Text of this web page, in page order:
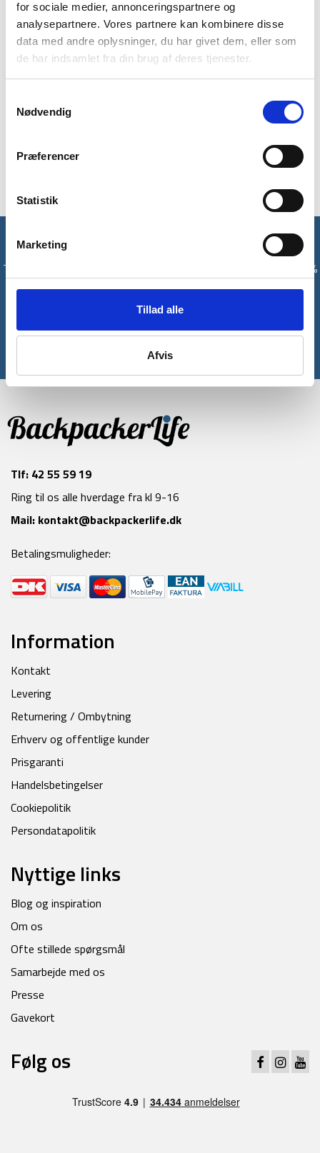
for sociale medier, annonceringspartnere og
analysepartnere. Vores partnere kan kombinere disse
data med andre oplysninger, du har givet dem, eller som
de har indsamlet fra din brug af deres tjenester.
Nødvendig
Præferencer
Statistik
Marketing
Tillad alle
Afvis
gode at medbringe på rejse og backpacking, så du nemt kan
hoppe i vandet uden at skulle låne udstyr af andre. De store
‘brilleglas’ giver bredt udsyn, så du kan nyde livet under vand.
De er lavet med UV beskyttelse, så du ikke skal bekymre dig
tætsluttende silikonekant, så du ikke risikerer vand i øjnene.
opbevaring når brillerne ikke er i brug. Svømmebrillere er one-
size, men kan justeres i nakken ved hjælp af en silikonerem.
Tilmeld dig vores nyhedsbrev og modtag med det samme en 10%
rabatkode til din første ordre*
*Gælder ikke allerede nedsatte varer
Tlf: 42 55 59 19
Ring til os alle hverdage fra kl 9-16
Mail: kontakt@backpackerlife.dk
Betalingsmuligheder:
Information
Kontakt
Levering
Returnering / Ombytning
Erhverv og offentlige kunder
Prisgaranti
Handelsbetingelser
Cookiepolitik
Persondatapolitik
Nyttige links
Blog og inspiration
Om os
Ofte stillede spørgsmål
Samarbejde med os
Presse
Gavekort
Følg os